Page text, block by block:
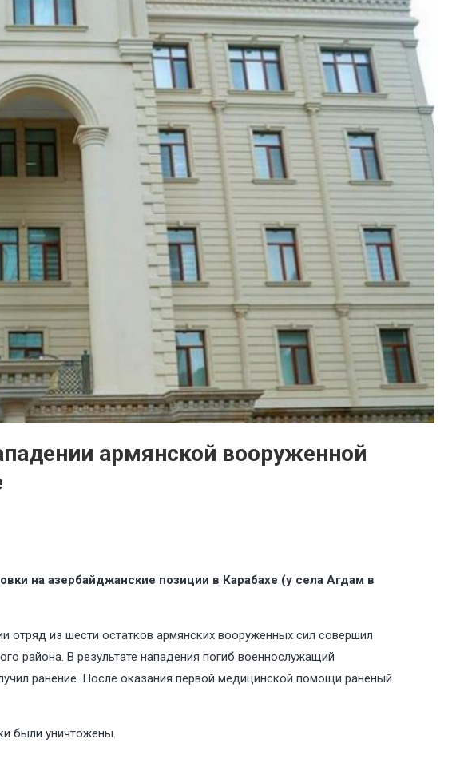
армянской вооруженной
на азербайджанские позиции в Карабахе (у села Агдам в
отряд из шести остатков армянских вооруженных сил совершил
района. В результате нападения погиб военнослужащий
ранение. После оказания первой медицинской помощи раненый
были уничтожены.